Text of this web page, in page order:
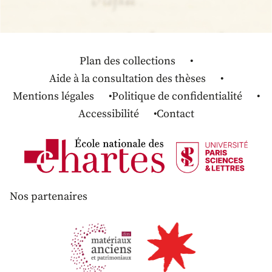
Plan des collections
Aide à la consultation des thèses
Mentions légales
Politique de confidentialité
Accessibilité
Contact
Nos partenaires